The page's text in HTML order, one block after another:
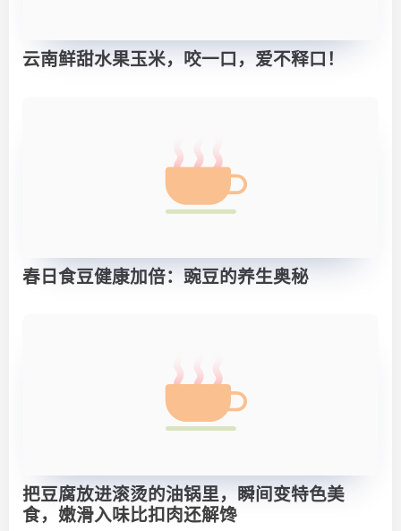
云南鲜甜水果玉米，咬一口，爱不释口！
春日食豆健康加倍：豌豆的养生奥秘
把豆腐放进滚烫的油锅里，瞬间变特色美
食，嫩滑入味比扣肉还解馋